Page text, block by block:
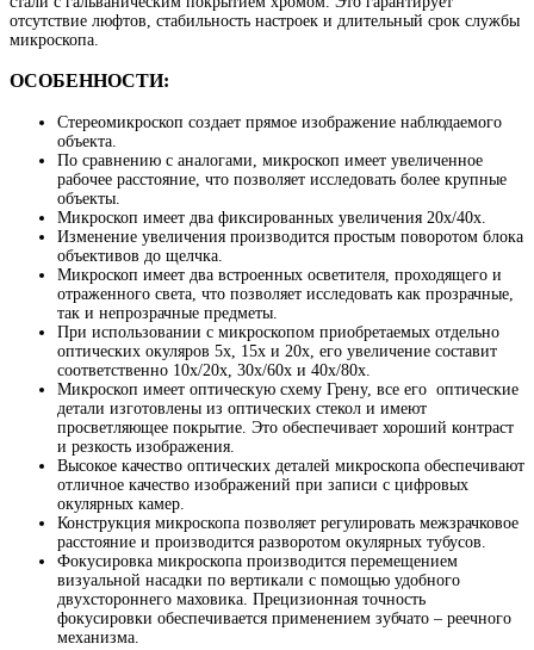
отсутствие люфтов, стабильность настроек и длительный срок службы
микроскопа.
ОСОБЕННОСТИ:
Стереомикроскоп создает прямое изображение наблюдаемого
объекта.
По сравнению с аналогами, микроскоп имеет увеличенное
рабочее расстояние, что позволяет исследовать более крупные
объекты.
Микроскоп имеет два фиксированных увеличения 20х/40х.
Изменение увеличения производится простым поворотом блока
объективов до щелчка.
Микроскоп имеет два встроенных осветителя, проходящего и
отраженного света, что позволяет исследовать как прозрачные,
так и непрозрачные предметы.
При использовании с микроскопом приобретаемых отдельно
оптических окуляров 5х, 15х и 20х, его увеличение составит
соответственно 10х/20х, 30х/60х и 40х/80х.
Микроскоп имеет оптическую схему Грену, все его оптические
детали изготовлены из оптических стекол и имеют
просветляющее покрытие. Это обеспечивает хороший контраст
и резкость изображения.
Высокое качество оптических деталей микроскопа обеспечивают
отличное качество изображений при записи с цифровых
окулярных камер.
Конструкция микроскопа позволяет регулировать межзрачковое
расстояние и производится разворотом окулярных тубусов.
Фокусировка микроскопа производится перемещением
визуальной насадки по вертикали с помощью удобного
двухстороннего маховика. Прецизионная точность
фокусировки обеспечивается применением зубчато – реечного
механизма.